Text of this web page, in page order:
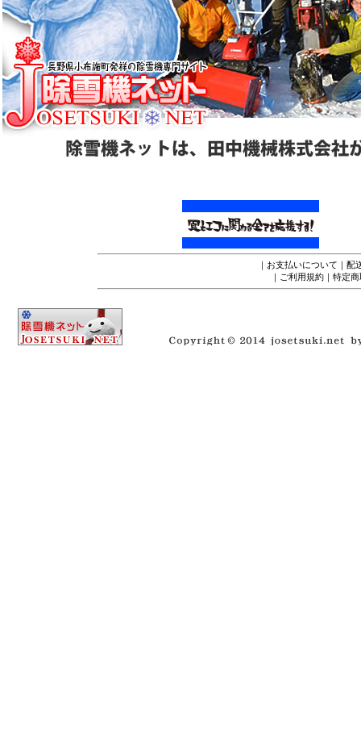
｜ お支払いについて ｜ 配
｜ ご利用規約 ｜ 特定